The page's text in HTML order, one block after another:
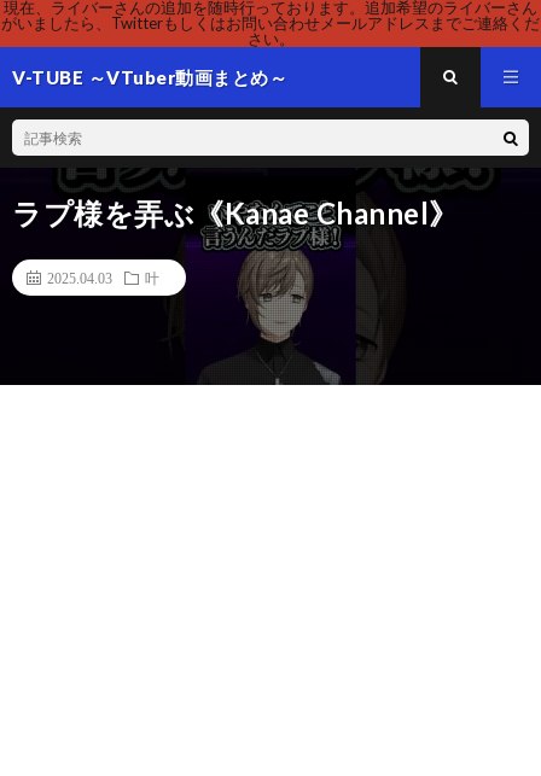
現在、ライバーさんの追加を随時行っております。追加希望のライバーさん
がいましたら、Twitterもしくはお問い合わせメールアドレスまでご連絡くだ
さい。
V-TUBE ～VTuber動画まとめ～
ラプ様を弄ぶ《Kanae Channel》
2025.04.03 叶